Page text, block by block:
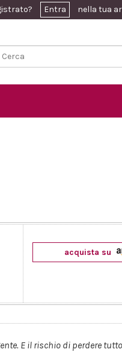
Entra nella tua
acquista su
E il rischio di perdere